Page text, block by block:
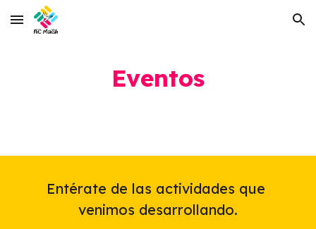
Skip to main content Skip to navigation
Eventos
Entérate de las actividades que
venimos desarrollando.